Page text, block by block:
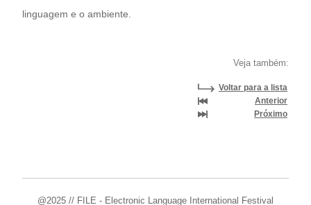
linguagem e o ambiente.
Veja também:
Voltar para a lista
Anterior
Próximo
@2025 // FILE - Electronic Language International Festival